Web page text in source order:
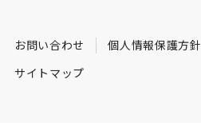
お問い合わせ
個人情報保護方針
サイトマップ